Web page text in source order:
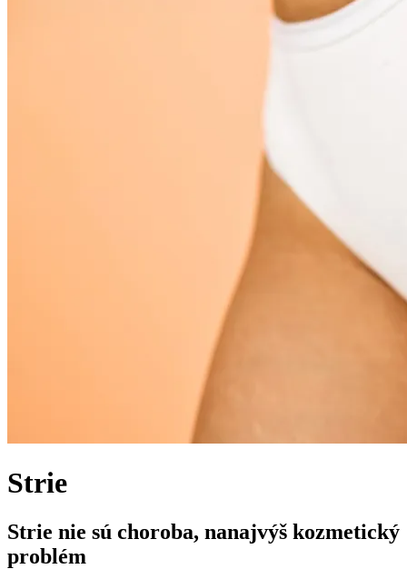
Strie
Strie nie sú choroba, nanajvýš kozmetický
problém